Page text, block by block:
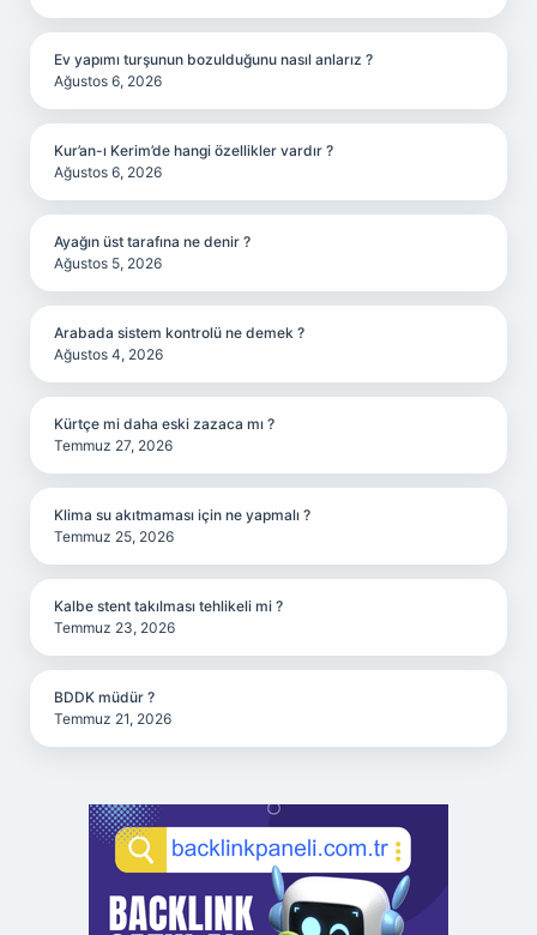
Ev yapımı turşunun bozulduğunu nasıl anlarız ?
Ağustos 6, 2026
Kur’an-ı Kerim’de hangi özellikler vardır ?
Ağustos 6, 2026
Ayağın üst tarafına ne denir ?
Ağustos 5, 2026
Arabada sistem kontrolü ne demek ?
Ağustos 4, 2026
Kürtçe mi daha eski zazaca mı ?
Temmuz 27, 2026
Klima su akıtmaması için ne yapmalı ?
Temmuz 25, 2026
Kalbe stent takılması tehlikeli mi ?
Temmuz 23, 2026
BDDK müdür ?
Temmuz 21, 2026